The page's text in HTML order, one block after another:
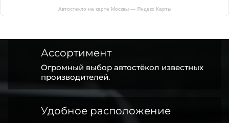
Автостекло на карте Москвы — Яндекс Карты
Ассортимент
Огромный выбор автостёкол известных
производителей.
Удобное расположение